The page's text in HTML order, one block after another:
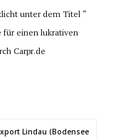
unter dem Titel “
für einen lukrativen
Carpr.de
Lindau (Bodensee